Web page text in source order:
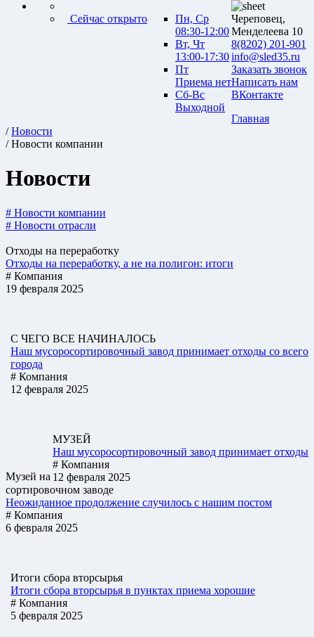
Сейчас открыто
Пн, Ср
08:30-12:00
Вт, Чт
13:00-17:30
Пт
Приема нет
Сб-Вс
Выходной
Череповец,
Менделеева 10
8(8202) 201-901
info@sled35.ru
Заказать звонок
Написать нам
ВКонтакте
Главная
/Новости
/ Новости компании
Новости
# Новости компании
# Новости отрасли
Отходы на переработку
Отходы на переработку, а не на полигон: итоги
# Компания
19 февраля 2025
С ЧЕГО ВСЕ НАЧИНАЛОСЬ
Наш мусоросортировочный завод принимает отходы со всего
города
# Компания
12 февраля 2025
МУЗЕЙ
Наш мусоросортировочный завод принимает отходы
# Компания
12 февраля 2025
Музей на
сортировочном заводе
Неожиданное продолжение случилось с нашим постом
# Компания
6 февраля 2025
Итоги сбора вторсырья
Итоги сбора вторсырья в пунктах приема хорошие
# Компания
5 февраля 2025